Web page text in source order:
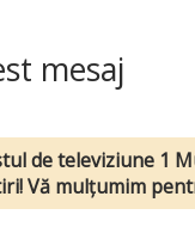
mesaj
de televiziune 1
Vă mulțumim